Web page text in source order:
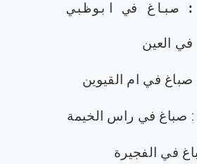
: صباغ في ابوظبي
العين
صباغ في ام القيوين
: صباغ في راس الخيمة
في الفجيرة